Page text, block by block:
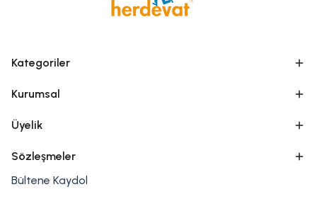
Kategoriler
Kurumsal
Üyelik
Sözleşmeler
Bültene Kaydol